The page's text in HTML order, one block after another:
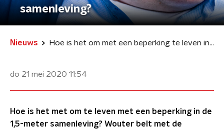
samenleving?
Nieuws Hoe is het om met een beperking te leven in de 1,5-meter samenleving?
do 21 mei 2020 11:54
Hoe is het met om te leven met een beperking in de
1,5-meter samenleving? Wouter belt met de